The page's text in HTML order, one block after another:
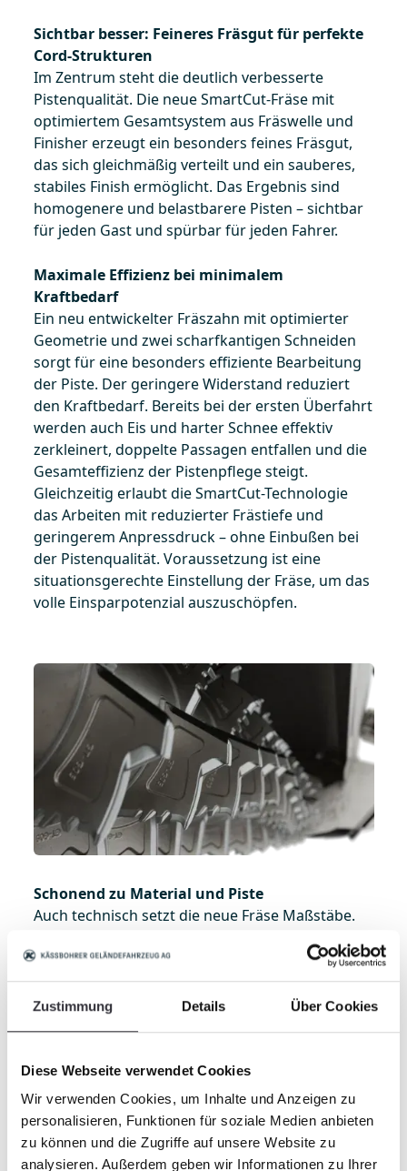
Zustimmung Details Über Cookies
Diese Webseite verwendet Cookies
Wir verwenden Cookies, um Inhalte und Anzeigen zu
personalisieren, Funktionen für soziale Medien anbieten
zu können und die Zugriffe auf unsere Website zu
analysieren. Außerdem geben wir Informationen zu Ihrer
Sichtbar besser: Feineres Fräsgut für perfekte
Cord-Strukturen
Im Zentrum steht die deutlich verbesserte
Pistenqualität. Die neue SmartCut-Fräse mit
optimiertem Gesamtsystem aus Fräswelle und
Finisher erzeugt ein besonders feines Fräsgut,
das sich gleichmäßig verteilt und ein sauberes,
stabiles Finish ermöglicht. Das Ergebnis sind
homogenere und belastbarere Pisten – sichtbar
für jeden Gast und spürbar für jeden Fahrer.
Maximale Effizienz bei minimalem
Kraftbedarf
Ein neu entwickelter Fräszahn mit optimierter
Geometrie und zwei scharfkantigen Schneiden
sorgt für eine besonders effiziente Bearbeitung
der Piste. Der geringere Widerstand reduziert
den Kraftbedarf. Bereits bei der ersten Überfahrt
werden auch Eis und harter Schnee effektiv
zerkleinert, doppelte Passagen entfallen und die
Gesamteffizienz der Pistenpflege steigt.
Gleichzeitig erlaubt die SmartCut-Technologie
das Arbeiten mit reduzierter Frästiefe und
geringerem Anpressdruck – ohne Einbußen bei
der Pistenqualität. Voraussetzung ist eine
situationsgerechte Einstellung der Fräse, um das
volle Einsparpotenzial auszuschöpfen.
Schonend zu Material und Piste
Auch technisch setzt die neue Fräse Maßstäbe.
einen ruhigen Lauf, reduziert mechanische
Belastungen und minimiert den Verschleiß. Die
Technik wird spürbar entlastet – nachhaltige
Sauberes Finish – auch in der Kurve
Der dreistufige Finisherkamm gewährleistet
optimale Verteilung des aufbereiteten Schnees,
sowie höchste Spurtreue, auch in Kurven. Selbst
in anspruchsvollem Gelände entsteht ein